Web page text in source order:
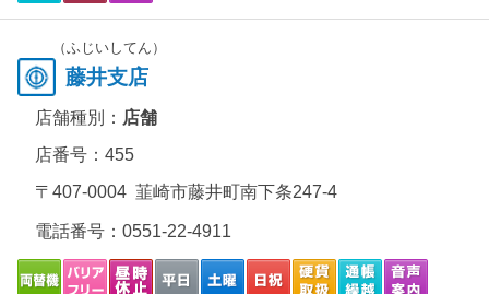
（ふじいしてん）
藤井支店
店舗種別： 店舗
店番号：455
〒407-0004 韮崎市藤井町南下条247-4
電話番号： 0551-22-4911